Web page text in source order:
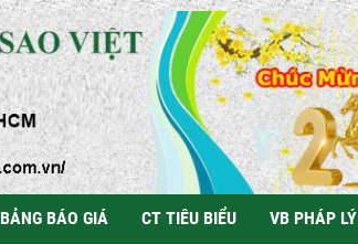
BẢNG BÁO GIÁ CT TIÊU BIỂU VB PHÁP LÝ